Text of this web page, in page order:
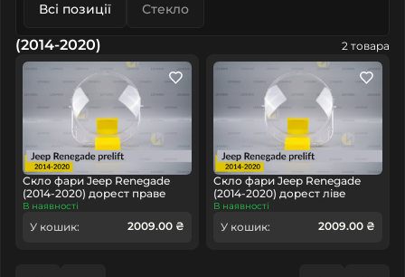
Всі позиції Стекло
(2014-2020) 2 товара
Скло фари Jeep Renegade
(2014-2020) дорест праве
В наявності
У кошик: 2009.00 ₴
Скло фари Jeep Renegade
(2014-2020) дорест ліве
В наявності
У кошик: 2009.00 ₴